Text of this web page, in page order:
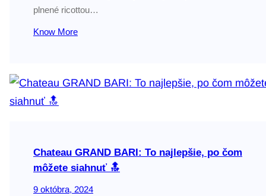
plnené ricottou…
Know More
Chateau GRAND BARI: To najlepšie, po čom
môžete siahnuť 🔝
9 októbra, 2024